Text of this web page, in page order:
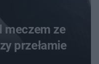
meczem ze
przełamie